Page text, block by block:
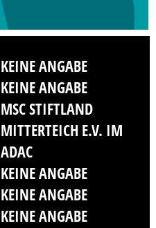
KEINE ANGABE
KEINE ANGABE
MSC STIFTLAND
MITTERTEICH E.V. IM
ADAC
KEINE ANGABE
KEINE ANGABE
KEINE ANGABE